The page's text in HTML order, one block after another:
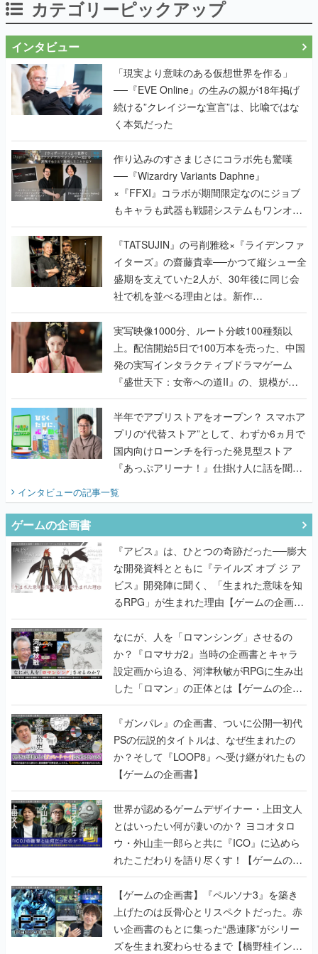
カテゴリーピックアップ
インタビュー
「現実より意味のある仮想世界を作る」
──『EVE Online』の生みの親が18年掲げ
続ける”クレイジーな宣言”は、比喩ではな
く本気だった
作り込みのすさまじさにコラボ先も驚嘆
──『Wizardry Variants Daphne』
×『FFXI』コラボが期間限定なのにジョブ
もキャラも武器も戦闘システムもワンオフ
で作り込まれた理由を両ディレクターに聞
く
『TATSUJIN』の弓削雅稔×『ライデンファ
イターズ』の齋藤貴幸──かつて縦シュー全
盛期を支えていた2人が、30年後に同じ会
社で机を並べる理由とは。新作
『TATSUJIN EXTREME』で初タッグを組
んだレジェンド2人に訊く開発秘話
実写映像1000分、ルート分岐100種類以
上。配信開始5日で100万本を売った、中国
発の実写インタラクティブドラマゲーム
『盛世天下：女帝への道II』の、規模が違
うこだわりをプロデューサーに聞いた
半年でアプリストアをオープン？ スマホア
プリの“代替ストア”として、わずか6ヵ月で
国内向けローンチを行った発見型ストア
『あっぷアリーナ！』仕掛け人に話を聞い
てみた
インタビューの記事一覧
ゲームの企画書
『アビス』は、ひとつの奇跡だった──膨大
な開発資料とともに『テイルズ オブ ジ ア
ビス』開発陣に聞く、「生まれた意味を知
るRPG」が生まれた理由【ゲームの企画
書】
なにが、人を「ロマンシング」させるの
か？『ロマサガ2』当時の企画書とキャラ
設定画から迫る、河津秋敏がRPGに生み出
した「ロマン」の正体とは【ゲームの企画
書】
『ガンパレ』の企画書、ついに公開━初代
PSの伝説的タイトルは、なぜ生まれたの
か？そして『LOOP8』へ受け継がれたもの
【ゲームの企画書】
世界が認めるゲームデザイナー・上田文人
とはいったい何が凄いのか？ ヨコオタロ
ウ・外山圭一郎らと共に『ICO』に込めら
れたこだわりを語り尽くす！【ゲームの企
画書】
【ゲームの企画書】『ペルソナ3』を築き
上げたのは反骨心とリスペクトだった。赤
い企画書のもとに集った“愚連隊”がシリー
ズを生まれ変わらせるまで【橋野桂インタ